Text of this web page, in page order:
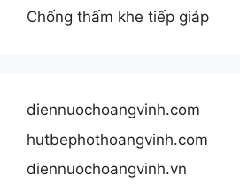
Chống thấm khe tiếp giáp
diennuochoangvinh.com
hutbephothoangvinh.com
diennuochoangvinh.vn